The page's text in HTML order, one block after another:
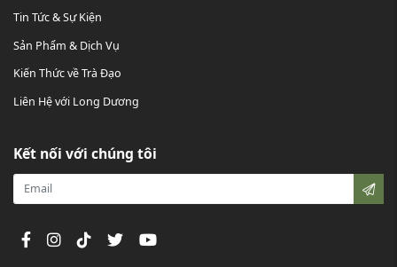
Tin Tức & Sự Kiện
Sản Phẩm & Dịch Vụ
Kiến Thức về Trà Đạo
Liên Hệ với Long Dương
Kết nối với chúng tôi